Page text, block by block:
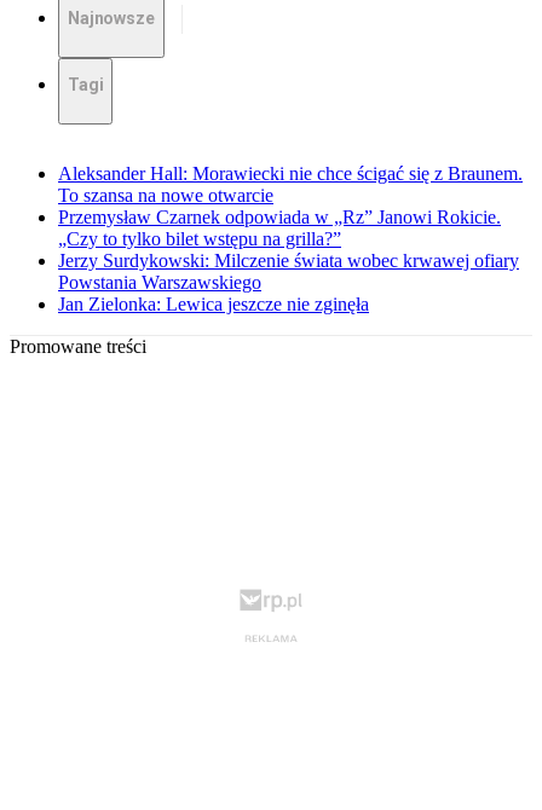
Najnowsze
Tagi
Aleksander Hall: Morawiecki nie chce ścigać się z Braunem.
To szansa na nowe otwarcie
Przemysław Czarnek odpowiada w „Rz” Janowi Rokicie.
„Czy to tylko bilet wstępu na grilla?”
Jerzy Surdykowski: Milczenie świata wobec krwawej ofiary
Powstania Warszawskiego
Jan Zielonka: Lewica jeszcze nie zginęła
Promowane treści